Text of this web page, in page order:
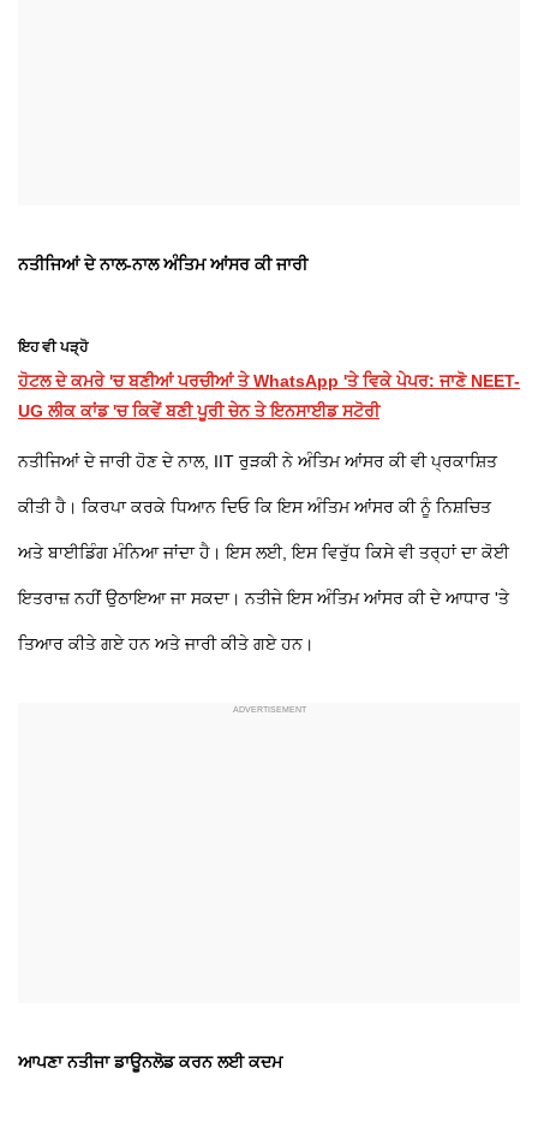
ਨਤੀਜਿਆਂ ਦੇ ਨਾਲ-ਨਾਲ ਅੰਤਿਮ ਆਂਸਰ ਕੀ ਜਾਰੀ
ਇਹ ਵੀ ਪੜ੍ਹੋ
ਹੋਟਲ ਦੇ ਕਮਰੇ 'ਚ ਬਣੀਆਂ ਪਰਚੀਆਂ ਤੇ WhatsApp 'ਤੇ ਵਿਕੇ ਪੇਪਰ: ਜਾਣੋ NEET-
UG ਲੀਕ ਕਾਂਡ 'ਚ ਕਿਵੇਂ ਬਣੀ ਪੂਰੀ ਚੇਨ ਤੇ ਇਨਸਾਈਡ ਸਟੋਰੀ
ਨਤੀਜਿਆਂ ਦੇ ਜਾਰੀ ਹੋਣ ਦੇ ਨਾਲ, IIT ਰੁੜਕੀ ਨੇ ਅੰਤਿਮ ਆਂਸਰ ਕੀ ਵੀ ਪ੍ਰਕਾਸ਼ਿਤ
ਕੀਤੀ ਹੈ। ਕਿਰਪਾ ਕਰਕੇ ਧਿਆਨ ਦਿਓ ਕਿ ਇਸ ਅੰਤਿਮ ਆਂਸਰ ਕੀ ਨੂੰ ਨਿਸ਼ਚਿਤ
ਅਤੇ ਬਾਈਡਿੰਗ ਮੰਨਿਆ ਜਾਂਦਾ ਹੈ। ਇਸ ਲਈ, ਇਸ ਵਿਰੁੱਧ ਕਿਸੇ ਵੀ ਤਰ੍ਹਾਂ ਦਾ ਕੋਈ
ਇਤਰਾਜ਼ ਨਹੀਂ ਉਠਾਇਆ ਜਾ ਸਕਦਾ। ਨਤੀਜੇ ਇਸ ਅੰਤਿਮ ਆਂਸਰ ਕੀ ਦੇ ਆਧਾਰ 'ਤੇ
ਤਿਆਰ ਕੀਤੇ ਗਏ ਹਨ ਅਤੇ ਜਾਰੀ ਕੀਤੇ ਗਏ ਹਨ।
ਆਪਣਾ ਨਤੀਜਾ ਡਾਊਨਲੋਡ ਕਰਨ ਲਈ ਕਦਮ